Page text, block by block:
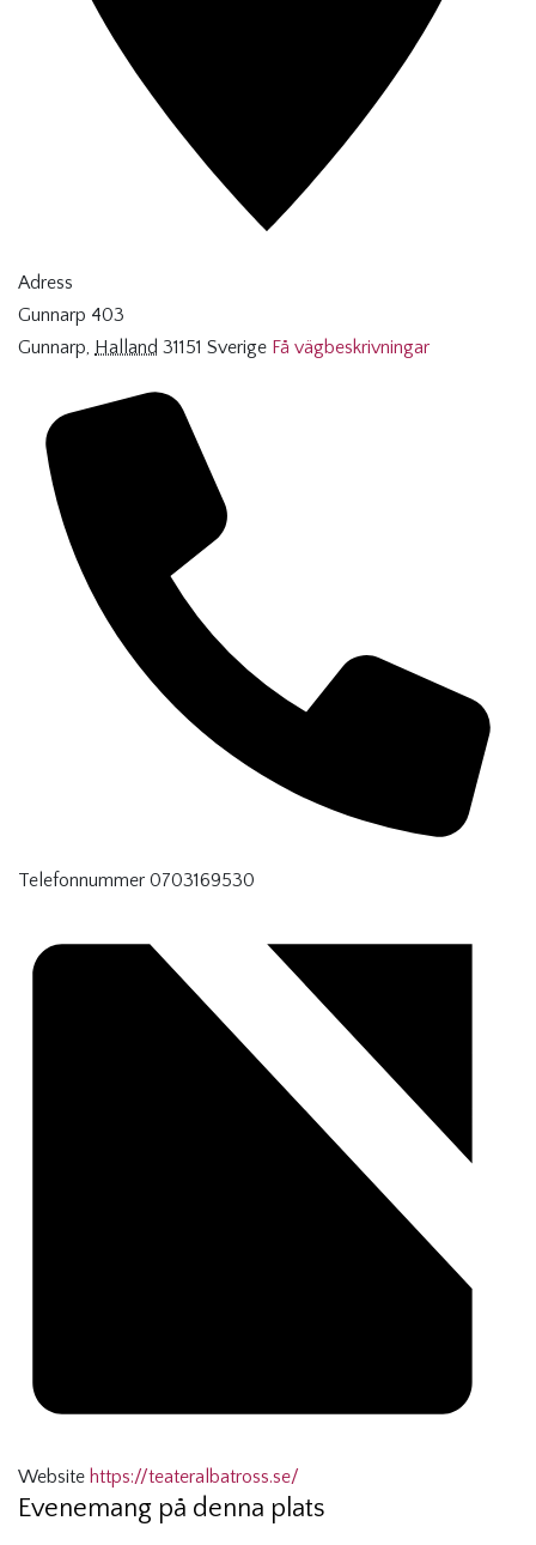
Adress
Gunnarp 403
Gunnarp, Halland 31151 Sverige Få vägbeskrivningar
Telefonnummer 0703169530
Website https://teateralbatross.se/
Evenemang på denna plats